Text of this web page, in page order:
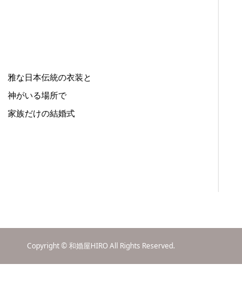
雅な日本伝統の衣装と
神がいる場所で
家族だけの結婚式
Copyright © 和婚屋HIRO All Rights Reserved.